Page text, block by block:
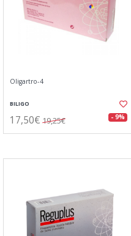
Oligartro-4
BILIGO
17,50€ 19,25€ - 9%